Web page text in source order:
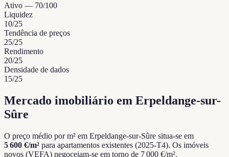
Ativo — 70/100
Liquidez
10/25
Tendência de preços
25/25
Rendimento
20/25
Densidade de dados
15/25
Mercado imobiliário em Erpeldange-sur-
Sûre
O preço médio por m² em Erpeldange-sur-Sûre situa-se em
5 600 €/m² para apartamentos existentes (2025-T4). Os imóveis
novos (VEFA) negoceiam-se em torno de 7 000 €/m².